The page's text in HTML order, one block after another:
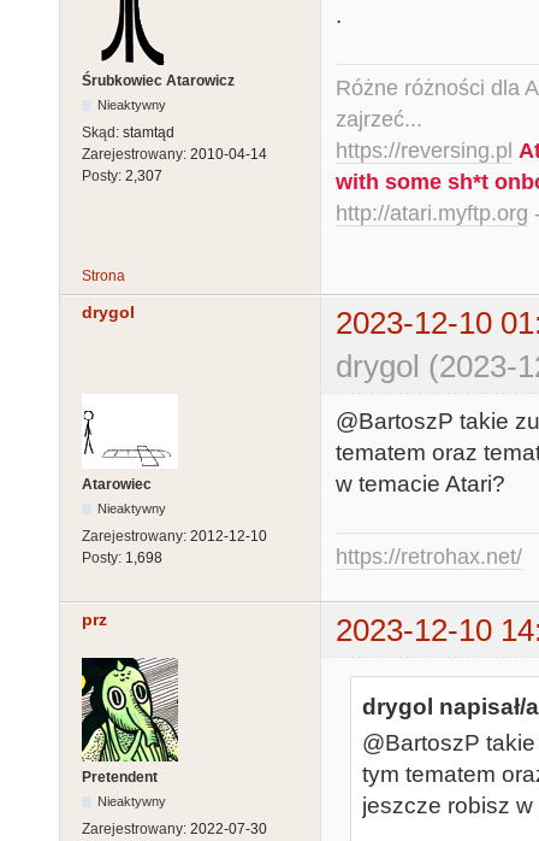
Śrubkowiec Atarowicz
Nieaktywny
Skąd: stamtąd
Zarejestrowany: 2010-04-14
Posty: 2,307
.
Różne różności dla
zajrzeć...
https://reversing.pl
with some sh*t
http://atari.myftp.org
Strona
drygol
2023-12-10
drygol (2023-
Atarowiec
Nieaktywny
Zarejestrowany: 2012-12-10
Posty: 1,698
@BartoszP takie
tematem oraz
w temacie Atari?
https://retrohax.net/
prz 2023-12-10
Pretendent
Nieaktywny
Zarejestrowany: 2022-07-30
drygol napisał/
@BartoszP
tym tematem
jeszcze robisz